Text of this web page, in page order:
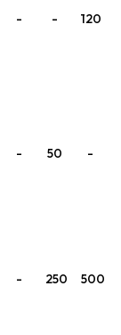
- - 120
- 50 -
- 250 500